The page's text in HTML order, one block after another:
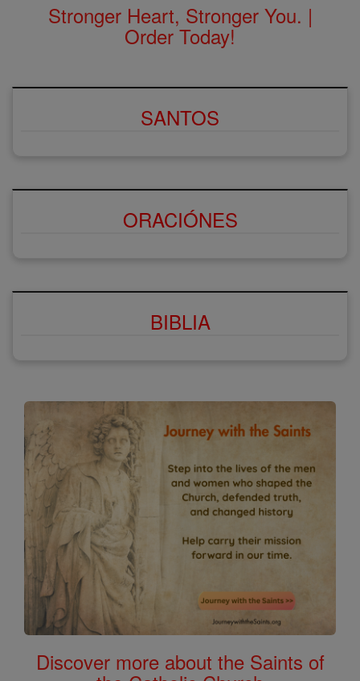
Stronger Heart, Stronger You. |
Order Today!
SANTOS
ORACIÓNES
BIBLIA
Discover more about the Saints of